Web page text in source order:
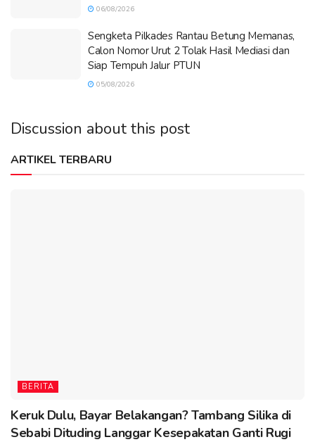
06/08/2026
Sengketa Pilkades Rantau Betung Memanas,
Calon Nomor Urut 2 Tolak Hasil Mediasi dan
Siap Tempuh Jalur PTUN
05/08/2026
Discussion about this post
ARTIKEL TERBARU
BERITA
Keruk Dulu, Bayar Belakangan? Tambang Silika di
Sebabi Dituding Langgar Kesepakatan Ganti Rugi